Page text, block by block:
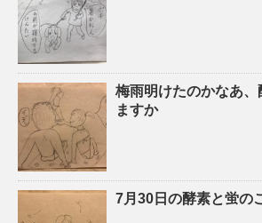
梅雨明けたのかなあ
ますか
7月30日の酵素と蛍の